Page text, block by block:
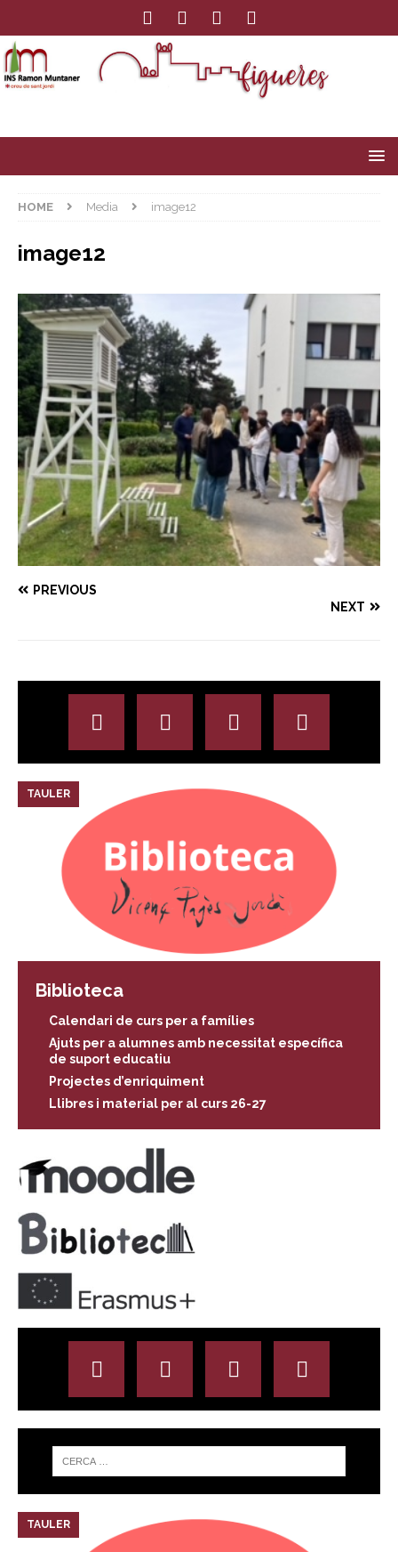
HOME Media image12
image12
PREVIOUS
NEXT
TAULER
Biblioteca
Calendari de curs per a famílies
Ajuts per a alumnes amb necessitat específica
de suport educatiu
Projectes d’enriquiment
Llibres i material per al curs 26-27
TAULER